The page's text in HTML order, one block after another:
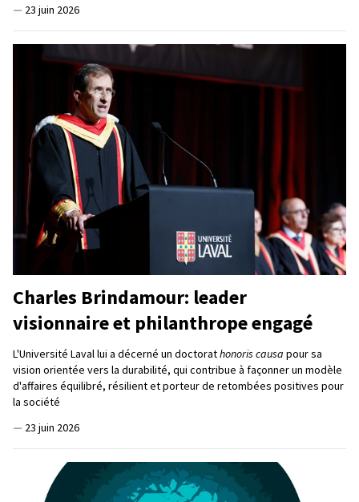
— 23 juin 2026
Charles Brindamour: leader
visionnaire et philanthrope engagé
L'Université Laval lui a décerné un doctorathonoris causa pour sa
vision orientée vers la durabilité, qui contribue à façonner un modèle
d'affaires équilibré, résilient et porteur de retombées positives pour
la société
— 23 juin 2026